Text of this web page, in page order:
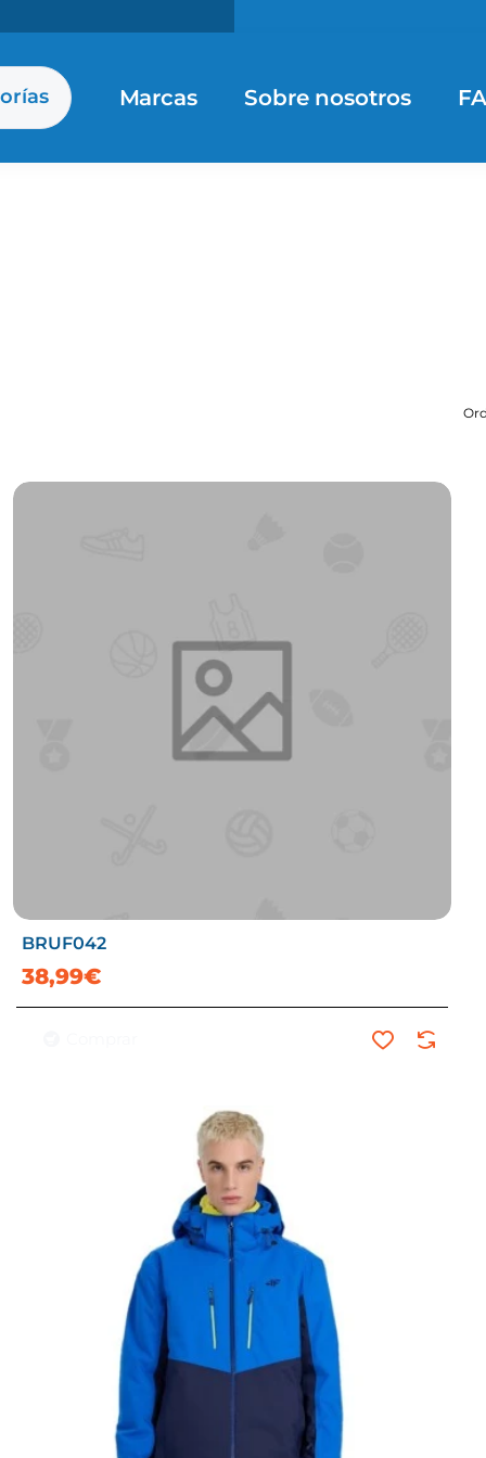
Marcas Sobre nosotros
BRUF042
38,99€